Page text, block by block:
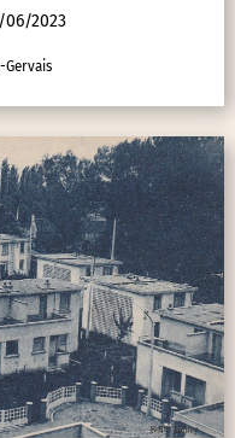
06/2023
Gervais